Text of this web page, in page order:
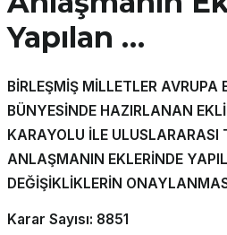
Yapılan …
BİRLEŞMİŞ MİLLETLER AVRUPA
BÜNYESİNDE HAZIRLANAN
KARAYOLU İLE
ANLAŞMANIN EKLERİNDE
DEĞİŞİKLİKLERİN
Karar Sayısı: 8851